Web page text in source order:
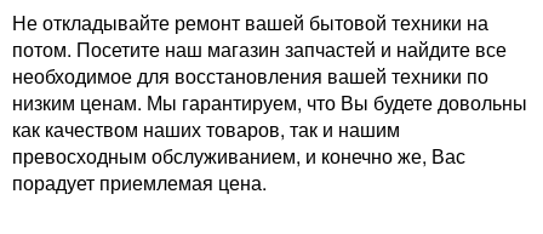
Не откладывайте ремонт вашей бытовой техники на
потом. Посетите наш магазин запчастей и найдите все
необходимое для восстановления вашей техники по
низким ценам. Мы гарантируем, что Вы будете довольны
как качеством наших товаров, так и нашим
превосходным обслуживанием, и конечно же, Вас
порадует приемлемая цена.